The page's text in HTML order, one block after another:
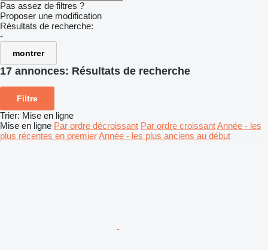
Pas assez de filtres ?
Proposer une modification
Résultats de recherche:
-
montrer
17 annonces: Résultats de recherche
Filtre
Trier: Mise en ligne
Mise en ligne Par ordre décroissant Par ordre croissantAnnée - les
plus récentes en premierAnnée - les plus anciens au début